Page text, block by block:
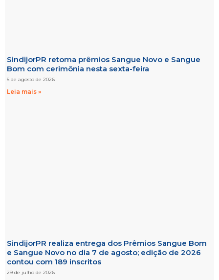
SindijorPR retoma prêmios Sangue Novo e Sangue
Bom com cerimônia nesta sexta-feira
5 de agosto de 2026
Leia mais »
SindijorPR realiza entrega dos Prêmios Sangue Bom
e Sangue Novo no dia 7 de agosto; edição de 2026
contou com 189 inscritos
29 de julho de 2026